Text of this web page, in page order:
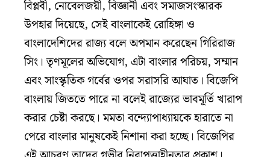
বিপ্লবী, নোবেলজয়ী, বিজ্ঞানী এবং সমাজসংস্কারক
উপহার দিয়েছে, সেই বাংলাকেই রোহিঙ্গা ও
বাংলাদেশিদের রাজ্য বলে অপমান করেছেন গিরিরাজ
সিং। তৃণমূলের অভিযোগ, এটা বাংলার পরিচয়, সম্মান
এবং সাংস্কৃতিক গর্বের ওপর সরাসরি আঘাত। বিজেপি
বাংলায় জিততে পারে না বলেই রাজ্যের ভাবমূর্তি খারাপ
করার চেষ্টা করছে। মমতা বন্দ্যোপাধ্যায়কে হারাতে না
পেরে বাংলার মানুষকেই নিশানা করা হচ্ছে। বিজেপির